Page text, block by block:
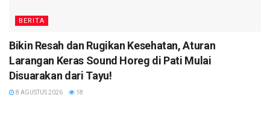
BERITA
Bikin Resah dan Rugikan Kesehatan, Aturan
Larangan Keras Sound Horeg di Pati Mulai
Disuarakan dari Tayu!
8 AGUSTUS 2026 18